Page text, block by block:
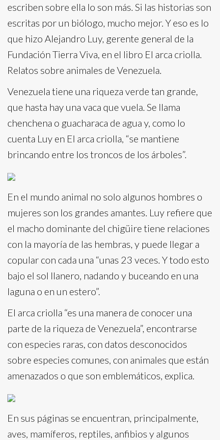
escriben sobre ella lo son más. Si las historias son
escritas por un biólogo, mucho mejor. Y eso es lo
que hizo Alejandro Luy, gerente general de la
Fundación Tierra Viva, en el libro El arca criolla.
Relatos sobre animales de Venezuela.
Venezuela tiene una riqueza verde tan grande,
que hasta hay una vaca que vuela. Se llama
chenchena o guacharaca de agua y, como lo
cuenta Luy en El arca criolla, “se mantiene
brincando entre los troncos de los árboles”.
En el mundo animal no solo algunos hombres o
mujeres son los grandes amantes. Luy refiere que
el macho dominante del chigüire tiene relaciones
con la mayoría de las hembras, y puede llegar a
copular con cada una “unas 23 veces. Y todo esto
bajo el sol llanero, nadando y buceando en una
laguna o en un estero”.
El arca criolla “es una manera de conocer una
parte de la riqueza de Venezuela”, encontrarse
con especies raras, con datos desconocidos
sobre especies comunes, con animales que están
amenazados o que son emblemáticos, explica.
En sus páginas se encuentran, principalmente,
aves, mamíferos, reptiles, anfibios y algunos